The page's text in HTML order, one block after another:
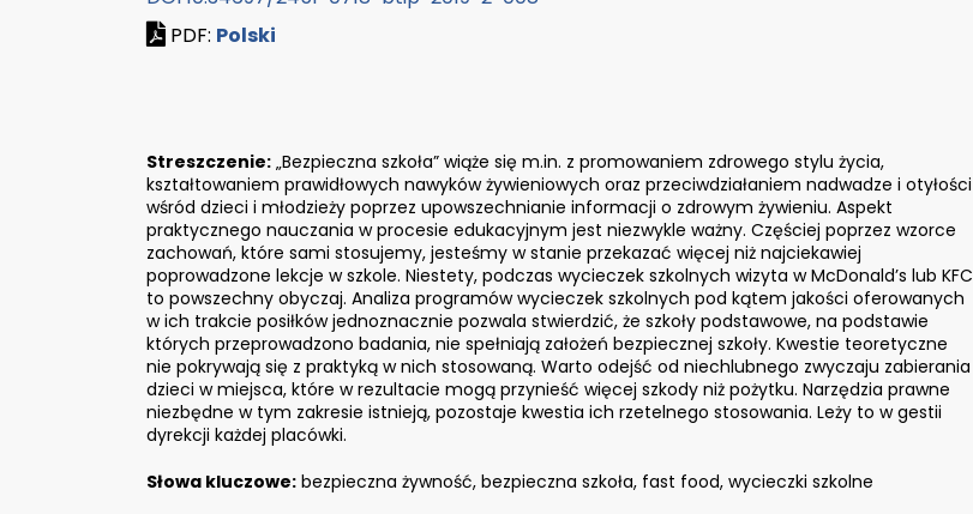
PDF: Polski
Streszczenie: „Bezpieczna szkoła” wiąże się m.in. z promowaniem zdrowego stylu życia,
kształtowaniem prawidłowych nawyków żywieniowych oraz przeciwdziałaniem nadwadze i otyłości
wśród dzieci i młodzieży poprzez upowszechnianie informacji o zdrowym żywieniu. Aspekt
praktycznego nauczania w procesie edukacyjnym jest niezwykle ważny. Częściej poprzez wzorce
zachowań, które sami stosujemy, jesteśmy w stanie przekazać więcej niż najciekawiej
poprowadzone lekcje w szkole. Niestety, podczas wycieczek szkolnych wizyta w McDonald’s lub KFC
to powszechny obyczaj. Analiza programów wycieczek szkolnych pod kątem jakości oferowanych
w ich trakcie posiłków jednoznacznie pozwala stwierdzić, że szkoły podstawowe, na podstawie
których przeprowadzono badania, nie spełniają założeń bezpiecznej szkoły. Kwestie teoretyczne
nie pokrywają się z praktyką w nich stosowaną. Warto odejść od niechlubnego zwyczaju zabierania
dzieci w miejsca, które w rezultacie mogą przynieść więcej szkody niż pożytku. Narzędzia prawne
niezbędne w tym zakresie istnieją, pozostaje kwestia ich rzetelnego stosowania. Leży to w gestii
dyrekcji każdej placówki.
Słowa kluczowe: bezpieczna żywność, bezpieczna szkoła, fast food, wycieczki szkolne